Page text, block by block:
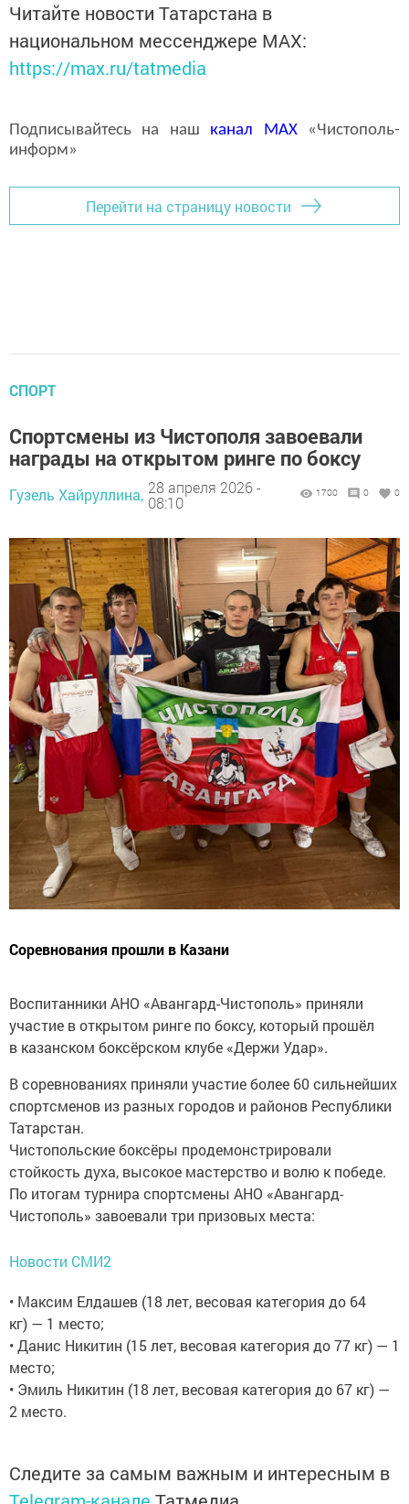
Читайте новости Татарстана в
национальном мессенджере MАХ:
https://max.ru/tatmedia
Подписывайтесь на наш канал MAX«Чистополь-
информ»
Перейти на страницу новости
СПОРТ
Спортсмены из Чистополя завоевали
награды на открытом ринге по боксу
Гузель Хайруллина, 28 апреля 2026 -
08:10
1700 0 0
Соревнования прошли в Казани
Воспитанники АНО «Авангард-Чистополь» приняли
участие в открытом ринге по боксу, который прошёл
в казанском боксёрском клубе «Держи Удар».
В соревнованиях приняли участие более 60 сильнейших
спортсменов из разных городов и районов Республики
Татарстан.
Чистопольские боксёры продемонстрировали
стойкость духа, высокое мастерство и волю к победе.
По итогам турнира спортсмены АНО «Авангард-
Чистополь» завоевали три призовых места:
Новости СМИ2
• Максим Елдашев (18 лет, весовая категория до 64
кг) — 1 место;
• Данис Никитин (15 лет, весовая категория до 77 кг) — 1
место;
• Эмиль Никитин (18 лет, весовая категория до 67 кг) —
2 место.
Следите за самым важным и интересным в